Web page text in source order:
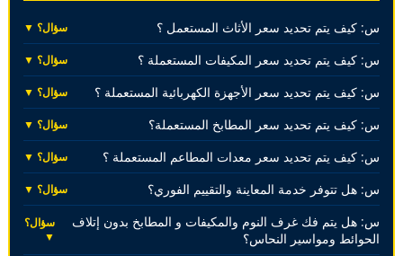
س: كيف يتم تحديد سعر الأثاث المستعمل ؟ سؤال؟ ▼
س: كيف يتم تحديد سعر المكيفات المستعملة ؟ سؤال؟ ▼
س: كيف يتم تحديد سعر الأجهزة الكهربائية المستعملة ؟ سؤال؟ ▼
س: كيف يتم تحديد سعر المطابخ المستعملة؟ سؤال؟ ▼
س: كيف يتم تحديد سعر معدات المطاعم المستعملة ؟ سؤال؟ ▼
س: هل تتوفر خدمة المعاينة والتقييم الفوري؟ سؤال؟ ▼
س: هل يتم فك غرف النوم والمكيفات و المطابخ بدون إتلاف
الحوائط ومواسير النحاس؟
سؤال؟
▼